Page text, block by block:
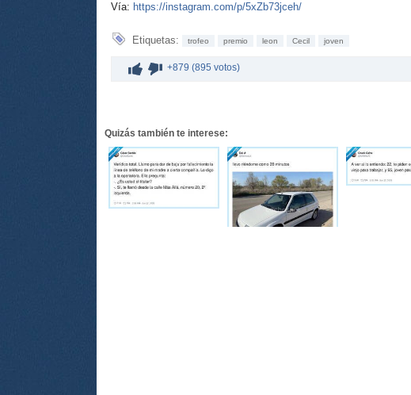
Vía: https://instagram.com/p/5xZb73jceh/
Etiquetas: trofeo premio leon Cecil joven
+879 (895 votos)
Quizás también te interese: